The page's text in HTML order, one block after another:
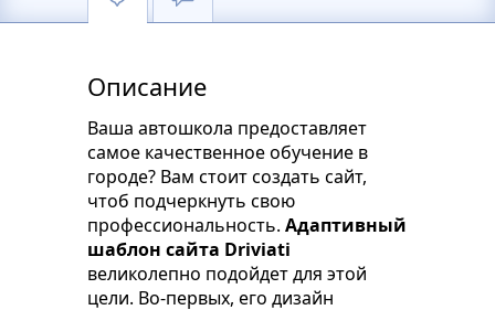
Описание
Ваша автошкола предоставляет
самое качественное обучение в
городе? Вам стоит создать сайт,
чтоб подчеркнуть свою
профессиональность. Адаптивный
шаблон сайта Driviati
великолепно подойдет для этой
цели. Во-первых, его дизайн